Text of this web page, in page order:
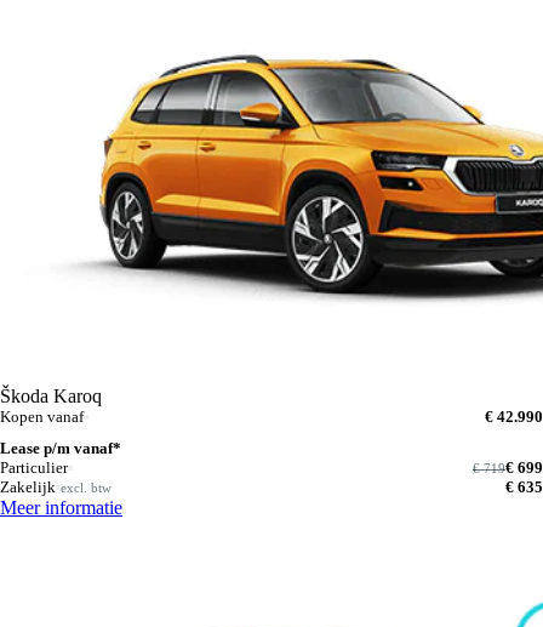
Škoda Karoq
Kopen vanaf
€ 42.990
Lease p/m vanaf*
Particulier
€ 699
€ 719
Zakelijk excl. btw € 635
Meer informatie